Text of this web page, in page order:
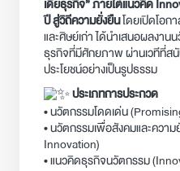
เดียธุรกิจ” ภายใต้แนวคิด
ปี สู่วิถีความยั่งยืนโดยเปิดโอก
และศิษย์เก่า ได้นำเสนอผลงาน
ธุรกิจที่มีศักยภาพ ผ่านเวทีที่สนั
ประโยชน์อย่างเป็นรูปธรรม
ประเภทการประกวด
• นวัตกรรมโดดเด่น
• นวัตกรรมเพื่อสังคมและควา
Innovation)
• แนวคิดธุรกิจนวัตกรรม